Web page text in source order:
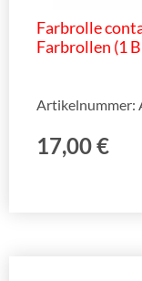
Farbrolle
Farbrollen (1
17,00€
Artikelnummer: